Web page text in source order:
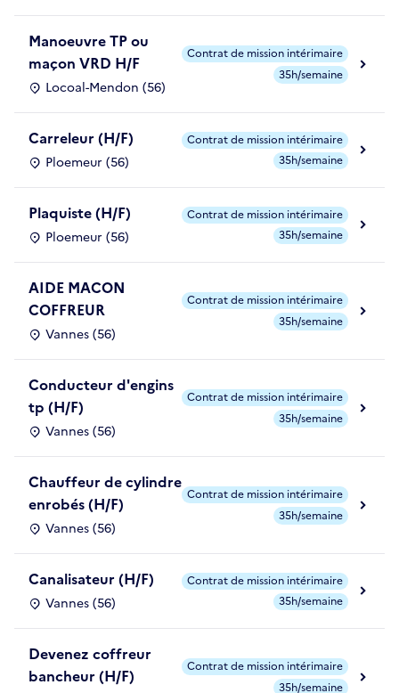
Manoeuvre TP ou
maçon VRD H/F
Locoal-Mendon (56)
Contrat de mission intérimaire
35h/semaine
Carreleur (H/F)
Ploemeur (56)
Contrat de mission intérimaire
35h/semaine
Plaquiste (H/F)
Ploemeur (56)
Contrat de mission intérimaire
35h/semaine
AIDE MACON
COFFREUR
Vannes (56)
Contrat de mission intérimaire
35h/semaine
Conducteur d'engins
tp (H/F)
Vannes (56)
Contrat de mission intérimaire
35h/semaine
Chauffeur de cylindre
enrobés (H/F)
Vannes (56)
Contrat de mission intérimaire
35h/semaine
Canalisateur (H/F)
Vannes (56)
Contrat de mission intérimaire
35h/semaine
Devenez coffreur
bancheur (H/F)
Contrat de mission intérimaire
35h/semaine